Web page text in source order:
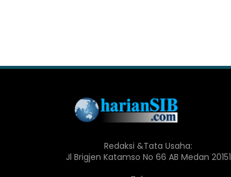
Redaksi &Tata Usaha:
Jl Brigjen Katamso No 66 AB Medan 20151